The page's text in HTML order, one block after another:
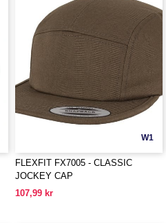
W1
FLEXFIT FX7005 - CLASSIC
JOCKEY CAP
107,99 kr